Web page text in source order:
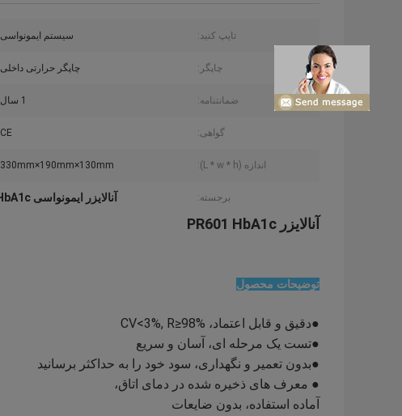
تایپ کنید: سیستم ایمونواسی
چاپگر: چاپگر حرارتی داخلی
ضمانتنامه: 1 سال
گواهی: CE
اندازه (L * w * h): 330mm×190mm×130mm
برجسته: آنالایزر ایمونواسی HbA1c
آنالایزر PR601 HbA1c
توضیحات محصول
●دقیق و قابل اعتماد، CV<3%, R≥98%
●تست یک مرحله ای، آسان و سریع
●بدون تعمیر و نگهداری، سود خود را به حداکثر برسانید
● معرف های ذخیره شده در دمای اتاق،
آماده استفاده، بدون ضایعات